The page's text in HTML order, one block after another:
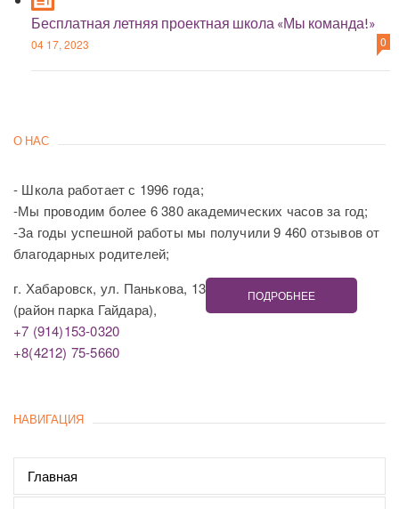
Бесплатная летняя проектная школа «Мы команда!»
04 17, 2023 0
О НАС
- Школа работает с 1996 года;
-Мы проводим более 6 380 академических часов за год;
-За годы успешной работы мы получили 9 460 отзывов от
благодарных родителей;
г. Хабаровск, ул. Панькова, 13
(район парка Гайдара),
+7 (914)153-0320
+8(4212) 75-5660
ПОДРОБНЕЕ
НАВИГАЦИЯ
Главная